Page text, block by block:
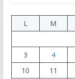
L
M
3
4
10
11